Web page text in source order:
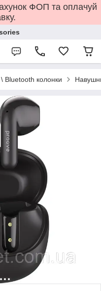
ФОП та оплачуй
Bluetooth колонки